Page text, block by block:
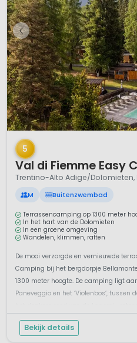
1 / 12
5
Val di Fiemme Easy
Trentino-Alto Adige/Dolomieten,
M Buitenzwembad
Terrassencamping op 1300 meter
In het hart van de Dolomieten
In een groene omgeving
Wandelen, klimmen, raften
De mooi verzorgde en vernieuwde
Camping bij het bergdorpje
1300 meter hoogte. De camping ligt
Paneveggio en het ‘Violenbos’,
Bekijk details